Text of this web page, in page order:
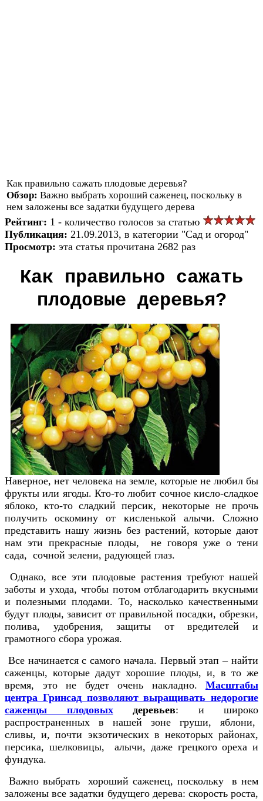
Как правильно сажать плодовые деревья?
Обзор: Важно выбрать хороший саженец, поскольку в
нем заложены все задатки будущего дерева
Рейтинг: 1 - количество голосов за статью
Публикация: 21.09.2013, в категории "Сад и огород"
Просмотр: эта статья прочитана 2682 раз
Как правильно сажать
плодовые деревья?
Наверное, нет человека на земле, которые не любил бы
фрукты или ягоды. Кто-то любит сочное кисло-сладкое
яблоко, кто-то сладкий персик, некоторые не прочь
получить оскомину от кисленькой алычи. Сложно
представить нашу жизнь без растений, которые дают
нам эти прекрасные плоды, не говоря уже о тени
сада, сочной зелени, радующей глаз.
Однако, все эти плодовые растения требуют нашей
заботы и ухода, чтобы потом отблагодарить вкусными
и полезными плодами. То, насколько качественными
будут плоды, зависит от правильной посадки, обрезки,
полива, удобрения, защиты от вредителей и
грамотного сбора урожая.
Все начинается с самого начала. Первый этап – найти
саженцы, которые дадут хорошие плоды, и, в то же
время, это не будет очень накладно. Масштабы
центра Гринсад позволяют выращивать недорогие
саженцы плодовых
деревьев: и широко
распространенных в нашей зоне груши, яблони,
сливы, и, почти экзотических в некоторых районах,
персика, шелковицы, алычи, даже грецкого ореха и
фундука.
Важно выбрать хороший саженец, поскольку в нем
заложены все задатки будущего дерева: скорость роста,